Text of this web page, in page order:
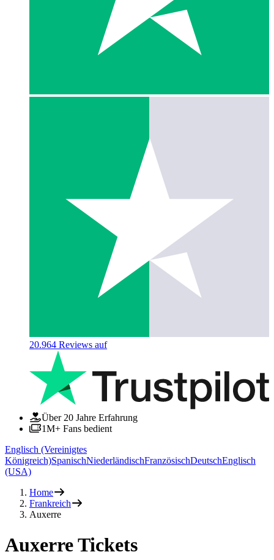
20.964 Reviews auf
Über 20 Jahre Erfahrung
1M+ Fans bedient
Englisch (Vereinigtes
Königreich)SpanischNiederländischFranzösischDeutschEnglisch
(USA)
Home
Frankreich
Auxerre
Auxerre Tickets